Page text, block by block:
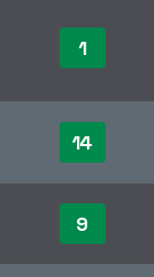
1
14
9